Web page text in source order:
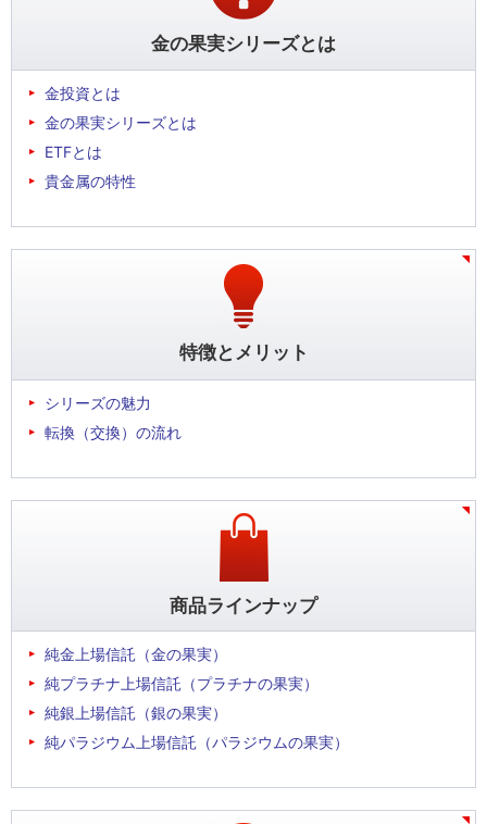
金の果実シリーズとは
金投資とは
金の果実シリーズとは
ETFとは
貴金属の特性
特徴とメリット
シリーズの魅力
転換（交換）の流れ
商品ラインナップ
純金上場信託（金の果実）
純プラチナ上場信託（プラチナの果実）
純銀上場信託（銀の果実）
純パラジウム上場信託（パラジウムの果実）